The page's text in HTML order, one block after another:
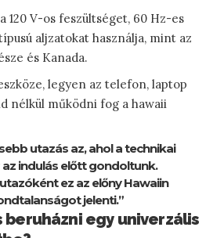
120 V-os feszültséget, 60 Hz-es
aljzatokat használja, mint az
és Kanada.
legyen az telefon, laptop
nélkül működni fog a hawaii
utazás az, ahol a technikai
indulás előtt gondoltunk.
ez az előny Hawaiin
jelenti.”
beruházni egy univerzális